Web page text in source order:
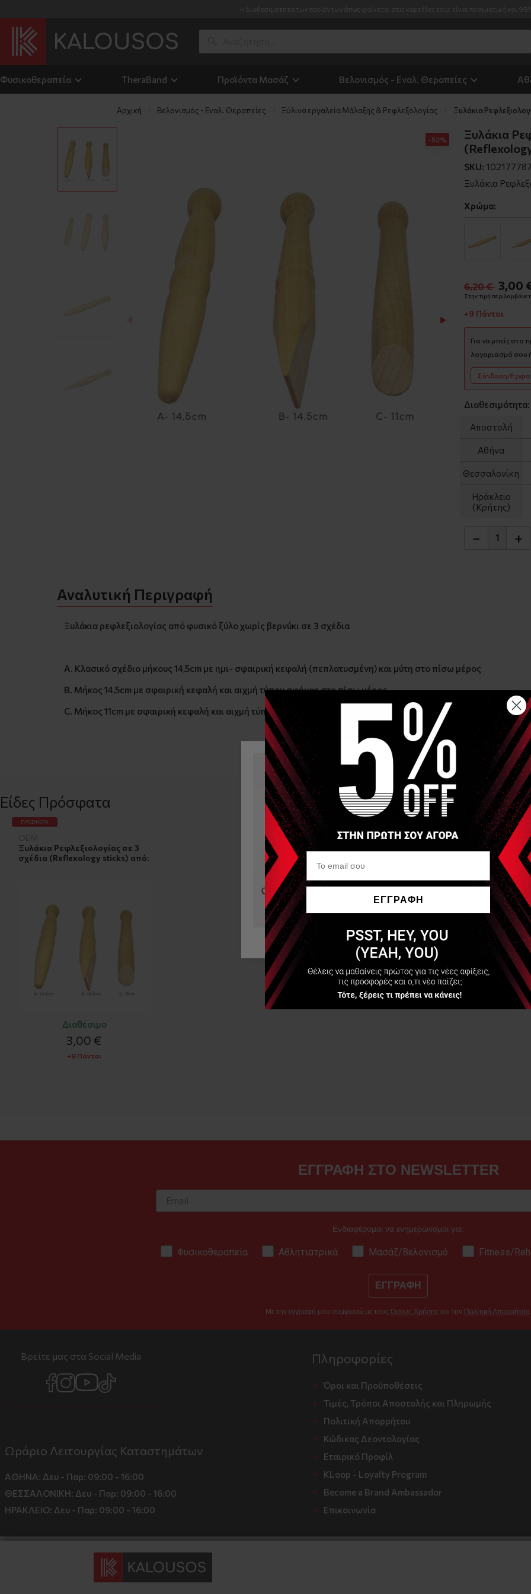
Η διαθεσιμότητα των προϊόντων όπως φαίνεται στις καρτέλες τους είναι πραγματική και
Φυσικοθεραπεία TheraΒand Προϊόντα Μασάζ Βελονισμός - Εναλ. Θεραπείες
Αρχική Βελονισμός - Εναλ. Θεραπείες Ξύλινα εργαλεία Μάλαξης & Ρεφλεξολογίας Ξυλάκια
-52%
Ξυλάκια
SKU:
Ξυλάκια
Χρώμα:
6,20 € 3,00
Στην τιμή
+9 Πόντοι
Για να μπείς στο
λογαριασμό σου
Σύνδεση/
Διαθεσιμότητα:
Αποστολή
Αθήνα
Θεσσαλονίκη
Ηράκλειο
(Κρήτης)
− +
Αναλυτική Περιγραφή
Ξυλάκια ρεφλεξιολογίας από φυσικό ξύλο χωρίς βερνύκι σε 3 σχέδια
Α. Κλασικό σχέδιο μήκους 14,5cm με ημι- σφαιρική κεφαλή (πεπλατυσμένη) και μύτη στο πίσω μέρος
Β. Μήκος 14,5cm με σφαιρική κεφαλή και αιχμή τύπου σφήνας στο πίσω μέρος
C. Μήκος 11cm με σφαιρική κεφαλή και αιχμή τύπου κεκλιμένου επιπέδου στο πίσω μέρος
Είδες Πρόσφατα
Ξυλάκια Ρεφλεξιολογίας σε 3
σχέδια (Reflexology sticks) από:
Διαθέσιμο
3,00 €
+9 Πόντοι
ΠΡΟΣΦΟΡΆ
ΕΓΓΡΑΦΗ ΣΤΟ NEWSLETTER
Ενδιαφέρομαι να ενημερώνομαι για:
Φυσικοθεραπεία Αθλητιατρικά Μασάζ/Βελονισμό Fitness/
ΕΓΓΡΑΦΗ
Με την εγγραφή μου συμφωνώ με τους Όρους Χρήσης και την Πολιτική Απορρήτου.
Βρείτε μας στα Social Media
Ωράριο Λειτουργίας Καταστημάτων
ΑΘΗΝΑ: Δευ - Παρ: 09:00 - 16:00
ΘΕΣΣΑΛΟΝΙΚΗ: Δευ - Παρ: 09:00 - 16:00
ΗΡΑΚΛΕΙΟ: Δευ - Παρ: 09:00 - 16:00
Πληροφορίες
Όροι και Προϋποθέσεις
Τιμές, Τρόποι Αποστολής και Πληρωμής
Πολιτική Απορρήτου
Κώδικας Δεοντολογίας
Εταιρικό Προφίλ
KLoop - Loyalty Program
Become a Brand Ambassador
Επικοινωνία
Να μην εμφανιστεί ξανά
ΕΓΓΡΑΦΗ